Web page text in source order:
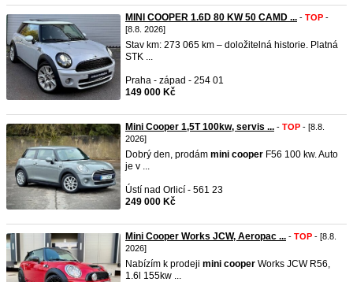
MINI COOPER 1.6D 80 KW 50 CAMD ... - TOP -
[8.8. 2026]
Stav km: 273 065 km – doložitelná historie. Platná
STK ...
Praha - západ - 254 01
149 000 Kč
Mini Cooper 1,5T 100kw, servis ... - TOP - [8.8.
2026]
Dobrý den, prodám mini cooper F56 100 kw. Auto
je v ...
Ústí nad Orlicí - 561 23
249 000 Kč
Mini Cooper Works JCW, Aeropac ... - TOP - [8.8.
2026]
Nabízím k prodeji mini cooper Works JCW R56,
1.6l 155kw ...